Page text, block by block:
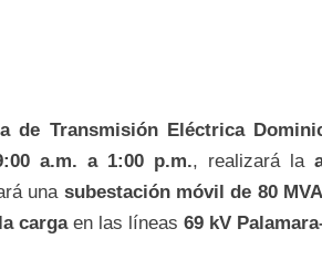
de Transmisión Eléctrica
a.m. a 1:00 p.m., realizará la
una subestación móvil de 80 MVA
cargaen las líneas 69 kV